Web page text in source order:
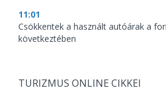
11:01
Csökkentek a használt autóárak a
következtében
TURIZMUS ONLINE CIKKEI